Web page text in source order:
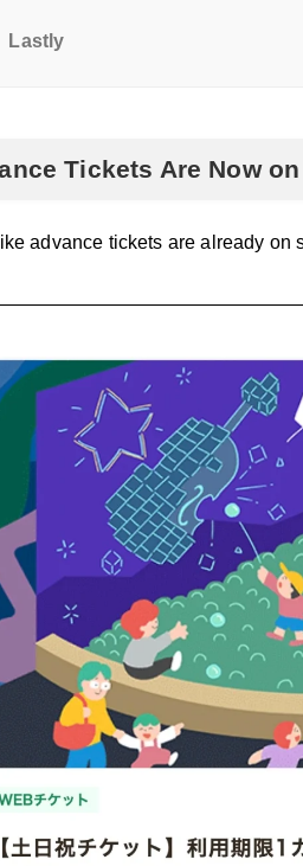
Lastly
Tickets Are Now
advance tickets are already on